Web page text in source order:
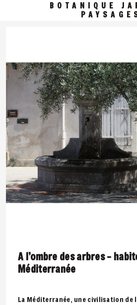
BOTANIQUE
A l’ombre des arbres –
Méditerranée
La Méditerranée, une civilisation de